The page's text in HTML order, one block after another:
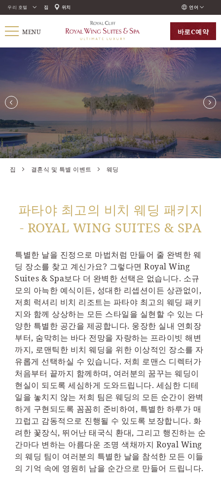
우리 호텔 집 위치 언어
ENGLISH
РУССКИЙ
MENU 바로С예약
집 결혼식 및 특별 이벤트 웨딩
파타야 최고의 비치 웨딩 패키지
- ROYAL WING SUITES & SPA
특별한 날을 진정으로 마법처럼 만들어 줄 완벽한 웨
딩 장소를 찾고 계신가요? 그렇다면 Royal Wing
Suites & Spa보다 더 완벽한 선택은 없습니다. 소규
모의 아늑한 예식이든, 성대한 리셉션이든 상관없이,
저희 럭셔리 비치 리조트는 파타야 최고의 웨딩 패키
지와 함께 상상하는 모든 스타일을 실현할 수 있는 다
양한 특별한 공간을 제공합니다. 웅장한 실내 연회장
부터, 숨막히는 바다 전망을 자랑하는 프라이빗 해변
까지, 로맨틱한 비치 웨딩을 위한 이상적인 장소를 자
유롭게 선택하실 수 있습니다. 저희 로맨스 디렉터가
처음부터 끝까지 함께하며, 여러분의 꿈꾸는 웨딩이
현실이 되도록 세심하게 도와드립니다. 세심한 디테
일을 놓치지 않는 저희 팀은 웨딩의 모든 순간이 완벽
하게 구현되도록 꼼꼼히 준비하여, 특별한 하루가 매
끄럽고 감동적으로 진행될 수 있도록 보장합니다. 화
려한 꽃장식, 뛰어난 태국식 환대, 그리고 행진하는 순
간마다 변하는 아름다운 조명 색채까지 Royal Wing
의 웨딩 팀이 여러분의 특별한 날을 참석한 모든 이들
의 기억 속에 영원히 남을 순간으로 만들어 드립니다.